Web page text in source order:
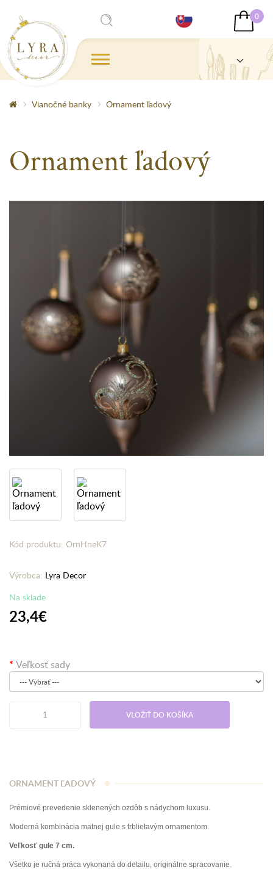
0
Vianočné banky Ornament ľadový
Ornament ľadový
Kód produktu: OrnHneK7
Výrobca: Lyra Decor
Na sklade
23,4€
Veľkosť sady
VLOŽIŤ DO KOŠÍKA
ORNAMENT ĽADOVÝ
Prémiové prevedenie sklenených ozdôb s nádychom luxusu.
Moderná kombinácia matnej gule s trblietavým ornamentom.
Veľkosť gule 7 cm.
Všetko je ručná práca vykonaná do detailu, originálne spracovanie.